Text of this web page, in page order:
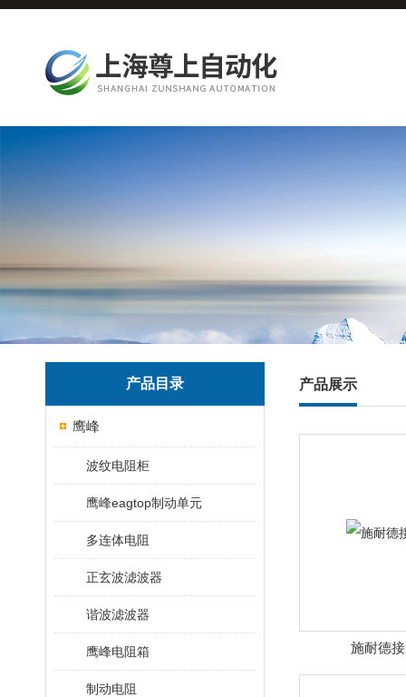
产品目录
鹰峰
波纹电阻柜
鹰峰eagtop制动单元
多连体电阻
正玄波滤波器
谐波滤波器
鹰峰电阻箱
制动电阻
产品展示
施耐德